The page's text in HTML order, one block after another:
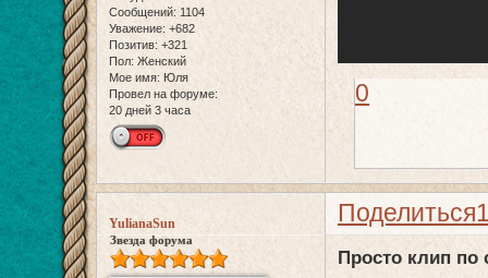
Сообщений: 1104
Уважение: +682
Позитив: +321
Пол: Женский
Мое имя: Юля
Провел на форуме:
20 дней 3 часа
0
Поделиться
YulianaSun
Звезда форума
Просто клип по